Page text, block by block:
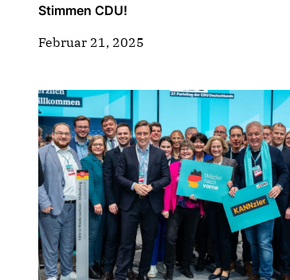
Stimmen CDU!
Februar 21, 2025